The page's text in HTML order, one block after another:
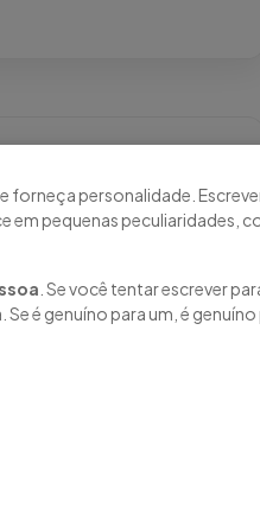
contratação de Auxiliares e
na assistência direta
forneça personalidade.
pequenas peculiaridades,
. Se você tentar escrever
é genuíno para um, é genuíno